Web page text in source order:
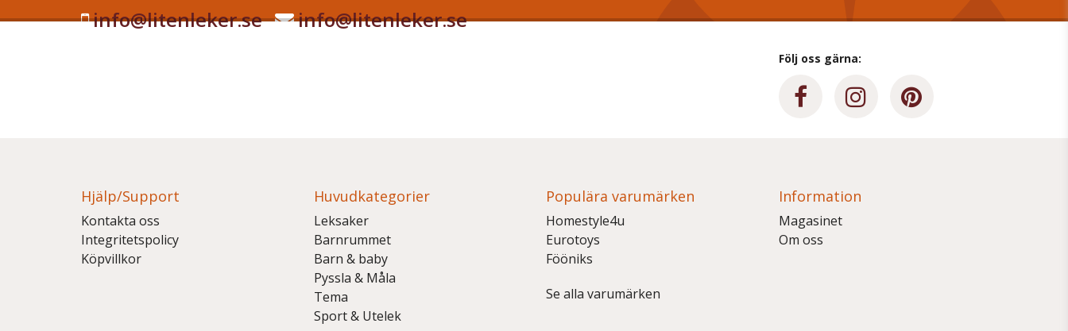
info@litenleker.se info@litenleker.se
Följ oss gärna:
Hjälp/Support
Kontakta oss
Integritetspolicy
Köpvillkor
Huvudkategorier
Leksaker
Barnrummet
Barn & baby
Pyssla & Måla
Tema
Sport & Utelek
Populära varumärken
Homestyle4u
Eurotoys
Fööniks
Se alla varumärken
Information
Magasinet
Om oss